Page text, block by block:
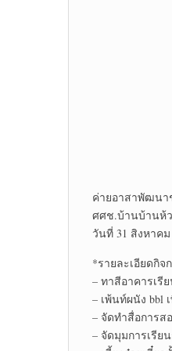
ค่ายอาสาพัฒนา​
ศศช.บ้านบ้านห้
วันที่ 31 สิงหาค
*รายละเอียด​กิจ
– ทาสีอาคารเรี
– เพ้นท์ผนัง​ bbl
– จัดทำสื่อการส
– จัดมุมการเรีย